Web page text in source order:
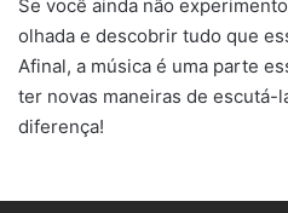
Se você ainda não
olhada e descobrir tudo que
Afinal, a música é uma parte
ter novas maneiras de escutá-
diferença!